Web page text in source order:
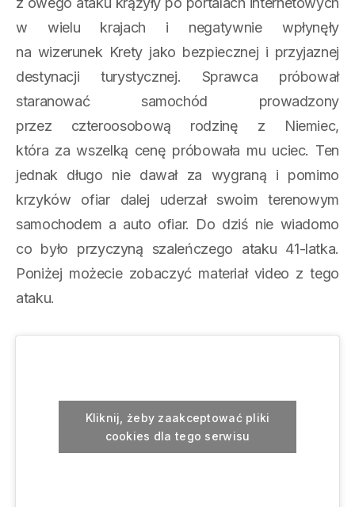
w wielu krajach i negatywnie wpłynęły
na wizerunek Krety jako bezpiecznej i przyjaznej
destynacji turystycznej. Sprawca próbował
staranować samochód prowadzony
przez czteroosobową rodzinę z Niemiec,
która za wszelką cenę próbowała mu uciec. Ten
jednak długo nie dawał za wygraną i pomimo
krzyków ofiar dalej uderzał swoim terenowym
samochodem a auto ofiar. Do dziś nie wiadomo
co było przyczyną szaleńczego ataku 41-latka.
Poniżej możecie zobaczyć materiał video z tego
ataku.
Kliknij, żeby zaakceptować pliki
cookies dla tego serwisu